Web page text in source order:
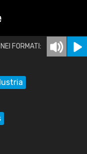
FORMATI: